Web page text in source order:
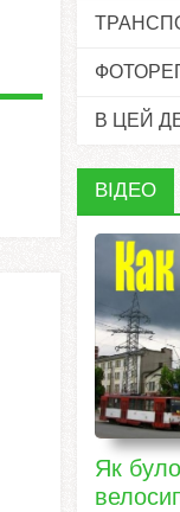
В ЦЕЙ
ВІДЕО
Як